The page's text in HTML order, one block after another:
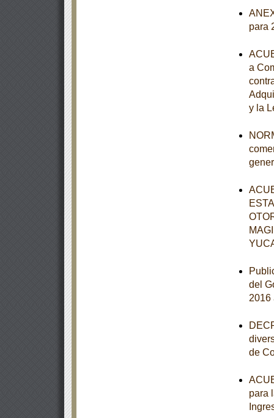
para
a
y la
del
2016
de
para